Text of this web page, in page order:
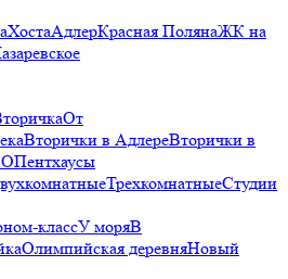
ХостаАдлерКрасная ПолянаЖК на
От
Вторички в АдлереВторички в
Пентхаусы
ТрехкомнатныеСтудии
классУ моряВ
Олимпийская деревняНовый